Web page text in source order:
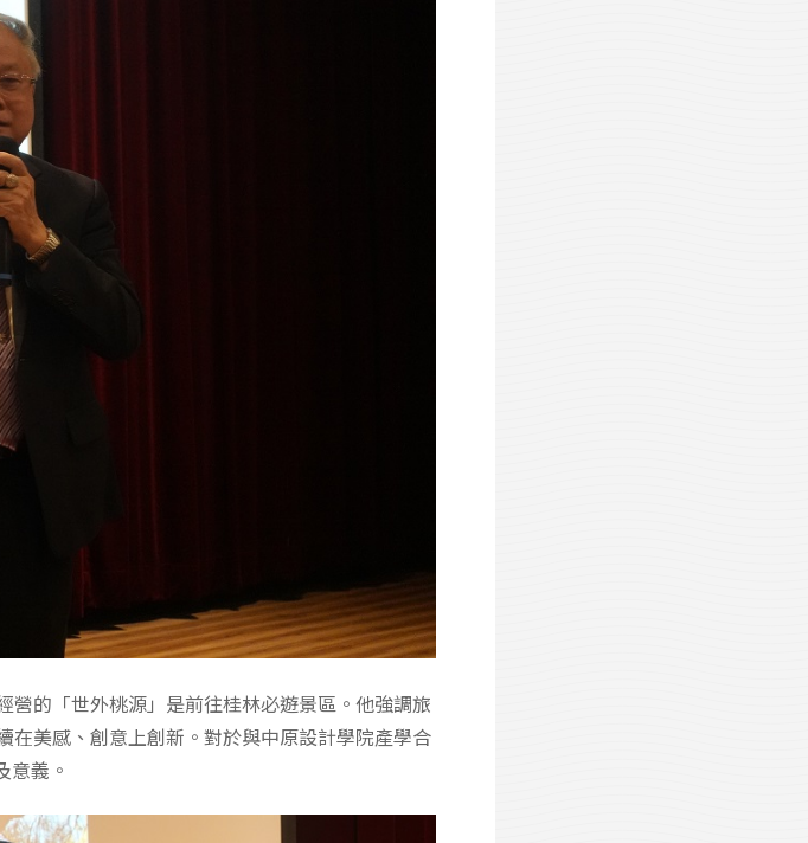
的「世外桃源」是前往桂林必遊景區。他強調旅
美感、創意上創新。對於與中原設計學院產學合
意義。